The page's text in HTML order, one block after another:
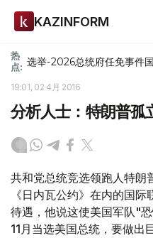
KAZINFORM
热
点: 选举-2026总统府任免事件
19:01, 02 4月 2016
分析人士：特朗普孤
共和党总统竞选领跑人特朗
《日内瓦公约》在内的国
待遇，他说这使美国军队"
11月当选美国总统，要做出